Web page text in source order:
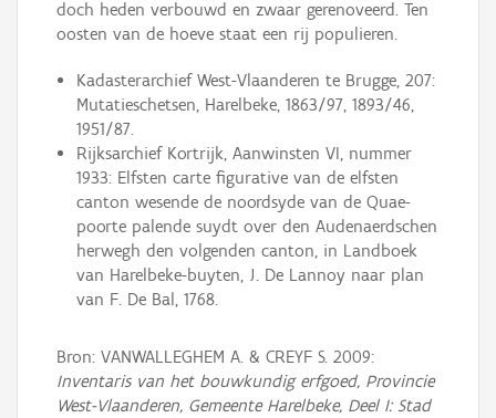
doch heden verbouwd en zwaar gerenoveerd. Ten
oosten van de hoeve staat een rij populieren.
Kadasterarchief West-Vlaanderen te Brugge, 207:
Mutatieschetsen, Harelbeke, 1863/97, 1893/46,
1951/87.
Rijksarchief Kortrijk, Aanwinsten VI, nummer
1933: Elfsten carte figurative van de elfsten
canton wesende de noordsyde van de Quae-
poorte palende suydt over den Audenaerdschen
herwegh den volgenden canton, in Landboek
van Harelbeke-buyten, J. De Lannoy naar plan
van F. De Bal, 1768.
Bron: VANWALLEGHEM A. & CREYF S. 2009:
Inventaris van het bouwkundig erfgoed, Provincie
West-Vlaanderen, Gemeente Harelbeke, Deel I: Stad